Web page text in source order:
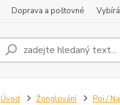
Doprava a poštovné
Úvod Žonglování Poi /